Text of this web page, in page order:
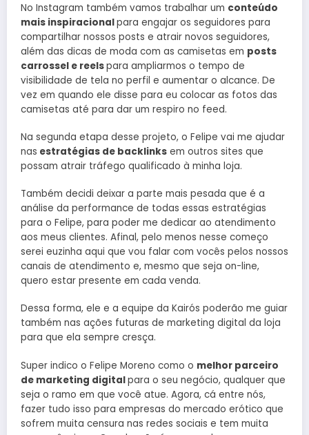
No Instagram também vamos trabalhar um conteúdo
mais inspiracionalpara engajar os seguidores para
compartilhar nossos posts e atrair novos seguidores,
além das dicas de moda com as camisetas em posts
carrossel e reelspara ampliarmos o tempo de
visibilidade de tela no perfil e aumentar o alcance. De
vez em quando ele disse para eu colocar as fotos das
camisetas até para dar um respiro no feed.
Na segunda etapa desse projeto, o Felipe vai me ajudar
nas estratégias de backlinks em outros sites que
possam atrair tráfego qualificado à minha loja.
Também decidi deixar a parte mais pesada que é a
análise da performance de todas essas estratégias
para o Felipe, para poder me dedicar ao atendimento
aos meus clientes. Afinal, pelo menos nesse começo
serei euzinha aqui que vou falar com vocês pelos nossos
canais de atendimento e, mesmo que seja on-line,
quero estar presente em cada venda.
Dessa forma, ele e a equipe da Kairós poderão me guiar
também nas ações futuras de marketing digital da loja
para que ela sempre cresça.
Super indico o Felipe Moreno como o melhor parceiro
de marketing digitalpara o seu negócio, qualquer que
seja o ramo em que você atue. Agora, cá entre nós,
fazer tudo isso para empresas do mercado erótico que
sofrem muita censura nas redes sociais e tem muita